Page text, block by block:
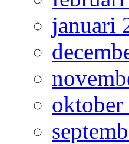
januari
oktober